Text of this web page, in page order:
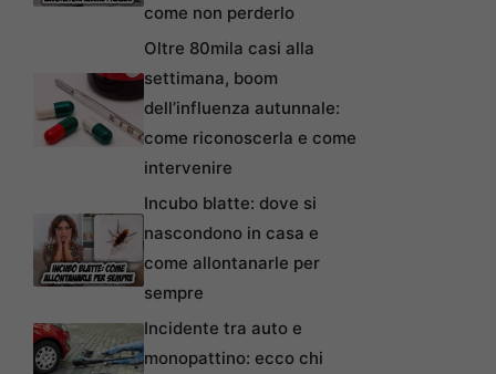
come non perderlo
Oltre 80mila casi alla
settimana, boom
dell’influenza autunnale:
come riconoscerla e come
intervenire
Incubo blatte: dove si
nascondono in casa e
come allontanarle per
sempre
Incidente tra auto e
monopattino: ecco chi